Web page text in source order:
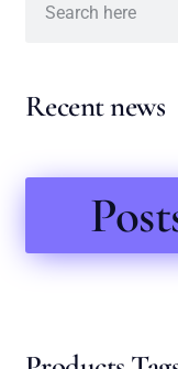
Recent news